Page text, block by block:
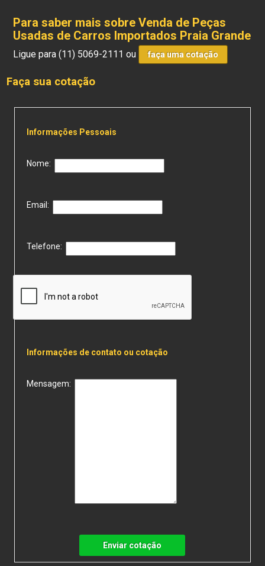
Para saber mais sobre Venda de Peças
Usadas de Carros Importados Praia Grande
Ligue para(11) 5069-2111 ou faça uma cotação
Faça sua cotação
Informações Pessoais
Nome:
Email:
Telefone:
Informações de contato ou cotação
Mensagem:
Enviar cotação